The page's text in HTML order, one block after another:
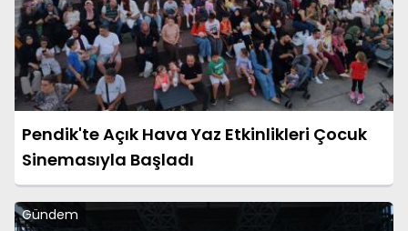
Pendik'te Açık Hava Yaz Etkinlikleri Çocuk
Sinemasıyla Başladı
Gündem